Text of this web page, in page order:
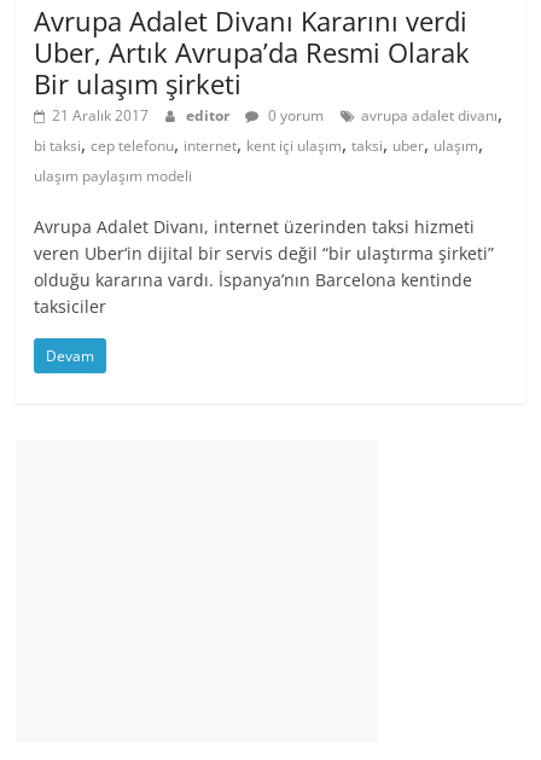
Avrupa Adalet Divanı Kararını verdi
Uber, Artık Avrupa’da Resmi Olarak
Bir ulaşım şirketi
21 Aralık 2017 editor 0 yorum avrupa adalet divanı,
bi taksi,cep telefonu, internet, kent içi ulaşım,taksi, uber, ulaşım,
ulaşım paylaşım modeli
Avrupa Adalet Divanı, internet üzerinden taksi hizmeti
veren Uber‘in dijital bir servis değil “bir ulaştırma şirketi”
olduğu kararına vardı. İspanya’nın Barcelona kentinde
taksiciler
Devam